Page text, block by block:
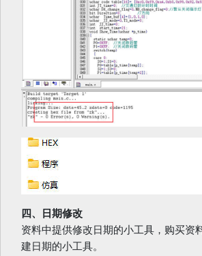
四、日期修改
资料中提供修改日期的小工具，购买资
建日期的小工具。